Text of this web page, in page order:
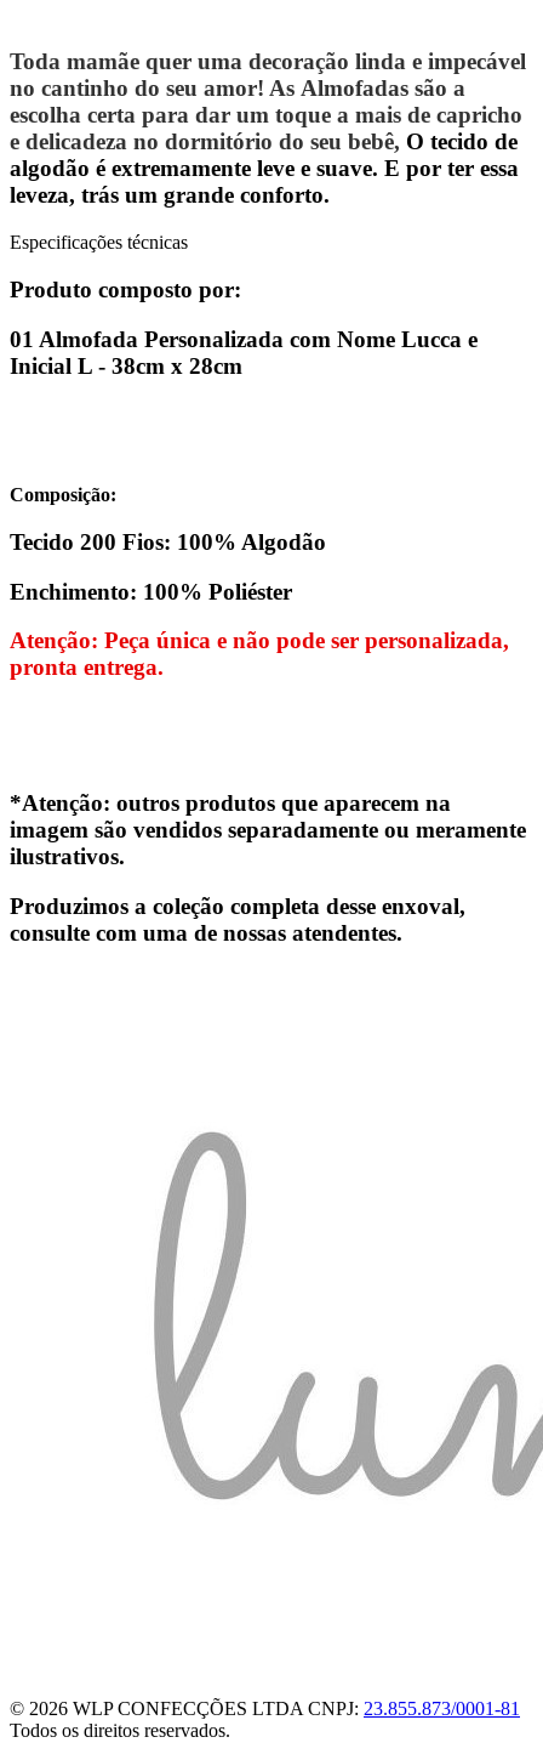
Toda mamãe quer uma decoração linda e impecável
no cantinho do seu amor! As Almofadas são a
escolha certa para dar um toque a mais de capricho
e delicadeza no dormitório do seu bebê, O tecido de
algodão é extremamente leve e suave. E por ter essa
leveza, trás um grande conforto.
Especificações técnicas
Produto composto por:
01 Almofada Personalizada com Nome Lucca e
Inicial L - 38cm x 28cm
Composição:
Tecido 200 Fios: 100% Algodão
Enchimento: 100% Poliéster
Atenção: Peça única e não pode ser personalizada,
pronta entrega.
*Atenção: outros produtos que aparecem na
imagem são vendidos separadamente ou meramente
ilustrativos.
Produzimos a coleção completa desse enxoval,
consulte com uma de nossas atendentes.
© 2026 WLP CONFECÇÕES LTDA CNPJ: 23.855.873/0001-81
Todos os direitos reservados.